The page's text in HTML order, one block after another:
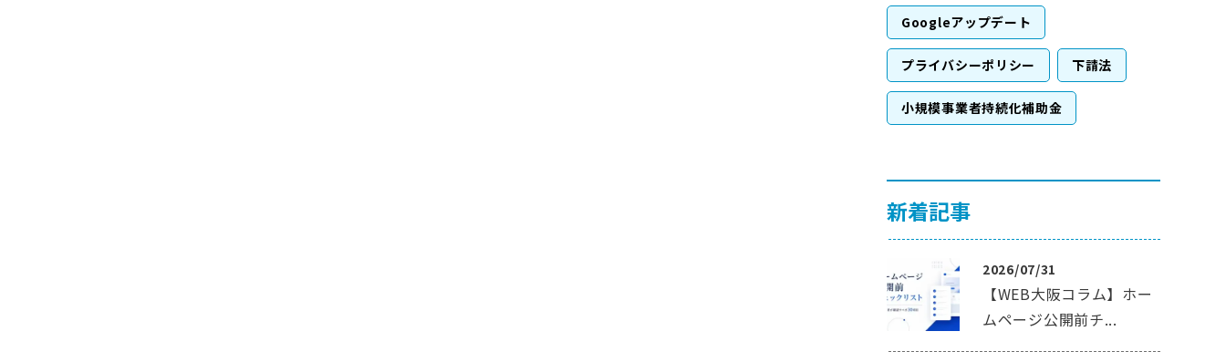
Googleアップデート
プライバシーポリシー 下請法
小規模事業者持続化補助金
新着記事
2026/07/31
【WEB大阪コラム】ホー
ムページ公開前チ...